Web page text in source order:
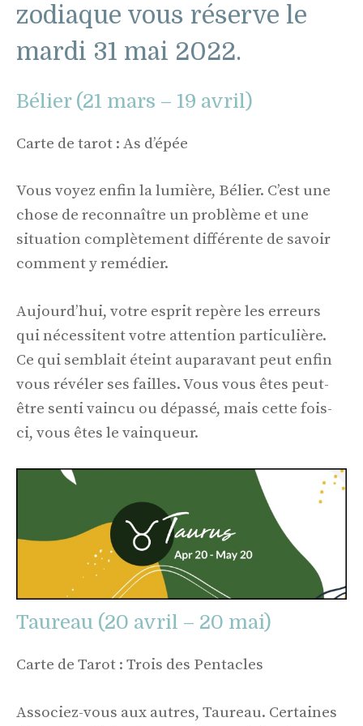
zodiaque vous réserve le
mardi 31 mai 2022.
Bélier (21 mars – 19 avril)
Carte de tarot : As d’épée
Vous voyez enfin la lumière, Bélier. C’est une
chose de reconnaître un problème et une
situation complètement différente de savoir
comment y remédier.
Aujourd’hui, votre esprit repère les erreurs
qui nécessitent votre attention particulière.
Ce qui semblait éteint auparavant peut enfin
vous révéler ses failles. Vous vous êtes peut-
être senti vaincu ou dépassé, mais cette fois-
ci, vous êtes le vainqueur.
Taureau (20 avril – 20 mai)
Carte de Tarot : Trois des Pentacles
Associez-vous aux autres, Taureau. Certaines